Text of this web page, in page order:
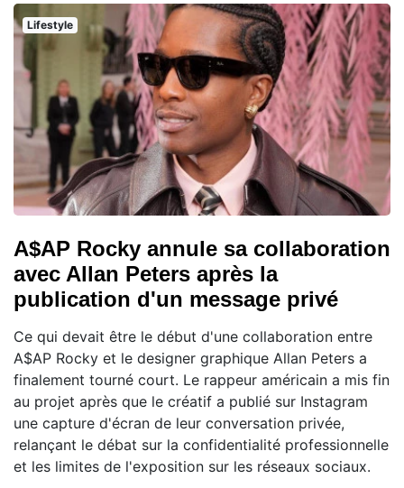
Lifestyle
A$AP Rocky annule sa collaboration
avec Allan Peters après la
publication d'un message privé
Ce qui devait être le début d'une collaboration entre
A$AP Rocky et le designer graphique Allan Peters a
finalement tourné court. Le rappeur américain a mis fin
au projet après que le créatif a publié sur Instagram
une capture d'écran de leur conversation privée,
relançant le débat sur la confidentialité professionnelle
et les limites de l'exposition sur les réseaux sociaux.